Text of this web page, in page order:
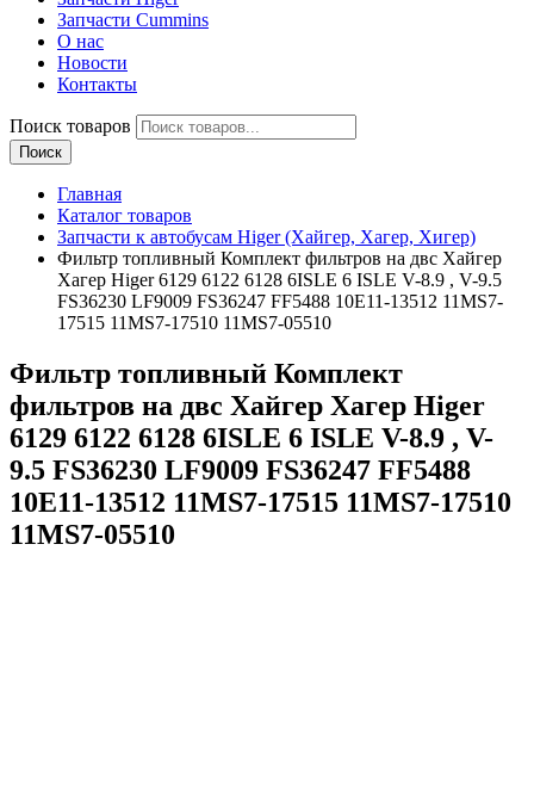
Запчасти Cummins
О нас
Новости
Контакты
Поиск товаров
Поиск
Главная
Каталог товаров
Запчасти к автобусам Higer (Хайгер, Хагер, Хигер)
Фильтр топливный Комплект фильтров на двс Хайгер
Хагер Higer 6129 6122 6128 6ISLE 6 ISLE V-8.9 , V-9.5
FS36230 LF9009 FS36247 FF5488 10E11-13512 11MS7-
17515 11MS7-17510 11MS7-05510
Фильтр топливный Комплект
фильтров на двс Хайгер Хагер Higer
6129 6122 6128 6ISLE 6 ISLE V-8.9 , V-
9.5 FS36230 LF9009 FS36247 FF5488
10E11-13512 11MS7-17515 11MS7-17510
11MS7-05510